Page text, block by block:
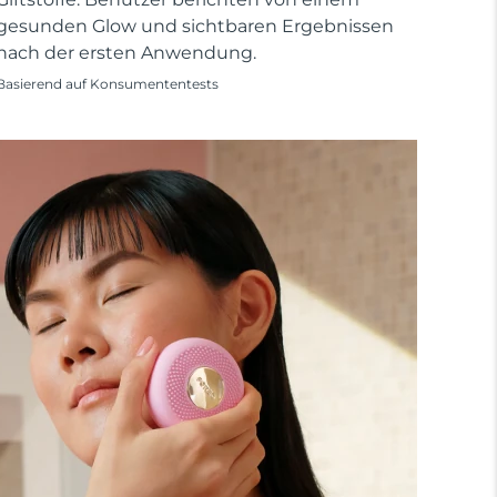
Glow und sichtbaren Ergebnissen
der ersten Anwendung.
auf Konsumententests